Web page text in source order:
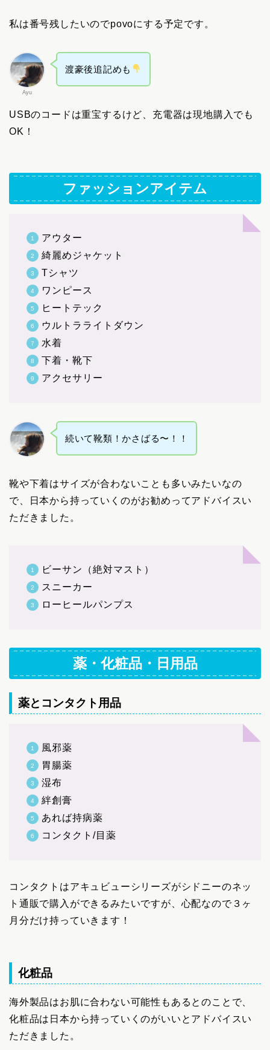
私は番号残したいのでpovoにする予定です。
Ayu
渡豪後追記めも
USBのコードは重宝するけど、充電器は現地購入でも
OK！
ファッションアイテム
アウター
綺麗めジャケット
Tシャツ
ワンピース
ヒートテック
ウルトラライトダウン
水着
下着・靴下
アクセサリー
続いて靴類！かさばる〜！！
靴や下着はサイズが合わないことも多いみたいなの
で、日本から持っていくのがお勧めってアドバイスい
ただきました。
ビーサン（絶対マスト）
スニーカー
ローヒールパンプス
薬・化粧品・日用品
薬とコンタクト用品
風邪薬
胃腸薬
湿布
絆創膏
あれば持病薬
コンタクト/目薬
コンタクトはアキュビューシリーズがシドニーのネッ
ト通販で購入ができるみたいですが、心配なので３ヶ
月分だけ持っていきます！
化粧品
海外製品はお肌に合わない可能性もあるとのことで、
化粧品は日本から持っていくのがいいとアドバイスい
ただきました。